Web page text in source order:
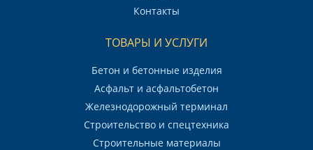
Контакты
ТОВАРЫ И УСЛУГИ
Бетон и бетонные изделия
Асфальт и асфальтобетон
Железнодорожный терминал
Строительство и спецтехника
Строительные материалы